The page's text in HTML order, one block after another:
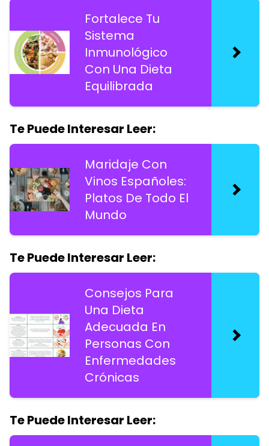
Fortalece Tu
Sistema
Inmunológico
Con Una Dieta
Equilibrada
Te Puede Interesar Leer:
Maridaje Con
Vinos Españoles:
Platos De Todo El
Mundo
Te Puede Interesar Leer:
Consejos Para
Una Dieta
Adecuada En
Personas Con
Enfermedades
Crónicas
Te Puede Interesar Leer: